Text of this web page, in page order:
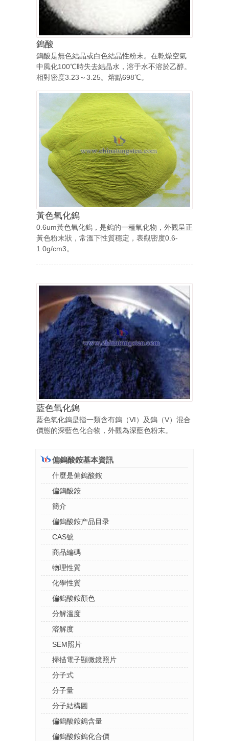
鎢酸
鎢酸是無色結晶或白色結晶性粉末。在乾燥空氣
中風化100℃時失去結晶水，溶于水不溶於乙醇。
相對密度3.23～3.25。熔點698℃。
黃色氧化鎢
0.6um黃色氧化鎢，是鎢的一種氧化物，外觀呈正
黃色粉末狀，常溫下性質穩定，表觀密度0.6-
1.0g/cm3。
藍色氧化鎢
藍色氧化鎢是指一類含有鎢（Ⅵ）及鎢（V）混合
價態的深藍色化合物，外觀為深藍色粉末。
偏鎢酸銨基本資訊
什麼是偏鎢酸銨
偏鎢酸銨
簡介
偏鎢酸銨产品目录
CAS號
商品編碼
物理性質
化學性質
偏鎢酸銨顏色
分解溫度
溶解度
SEM照片
掃描電子顯微鏡照片
分子式
分子量
分子結構圖
偏鎢酸銨鎢含量
偏鎢酸銨鎢化合價